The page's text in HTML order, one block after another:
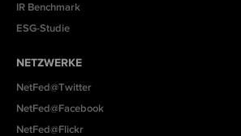
IR Benchmark
ESG-Studie
NETZWERKE
NetFed@Twitter
NetFed@Facebook
NetFed@Flickr